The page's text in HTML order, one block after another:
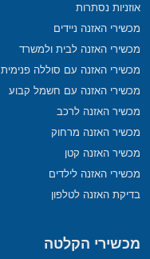
אוזניות נסתרות
מכשירי האזנה ניידים
מכשירי האזנה לבית ולמשרד
מכשירי האזנה עם סוללה פנימית
מכשירי האזנה עם חשמל קבוע
מכשיר האזנה לרכב
מכשיר האזנה מרחוק
מכשיר האזנה קטן
מכשירי האזנה לילדים
בדיקת האזנה לטלפון
מכשירי הקלטה